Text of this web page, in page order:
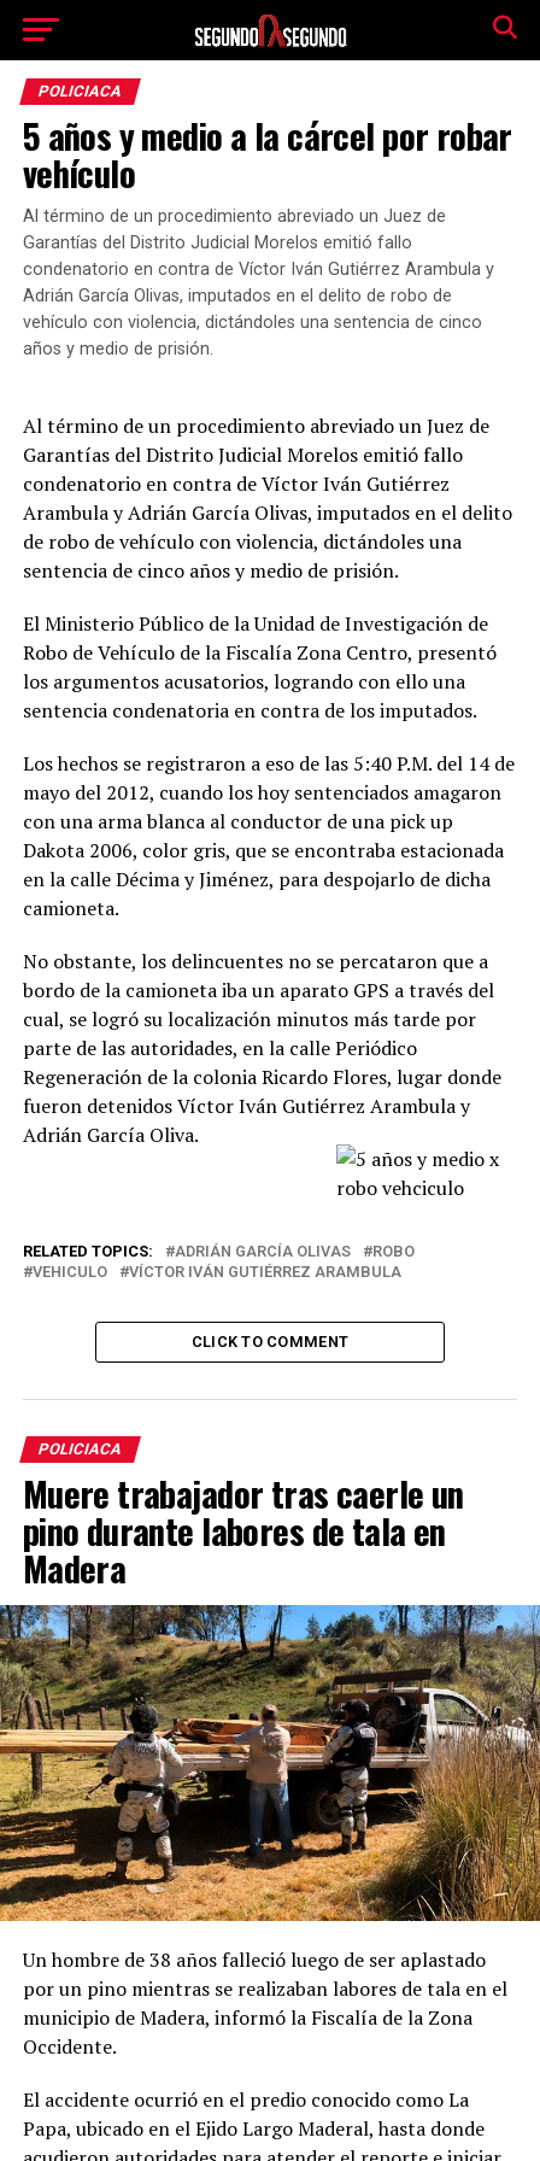
POLICIACA
5 años y medio a la cárcel por robar
vehículo
Al término de un procedimiento abreviado un Juez de
Garantías del Distrito Judicial Morelos emitió fallo
condenatorio en contra de Víctor Iván Gutiérrez Arambula y
Adrián García Olivas, imputados en el delito de robo de
vehículo con violencia, dictándoles una sentencia de cinco
años y medio de prisión.
Al término de un procedimiento abreviado un Juez de
Garantías del Distrito Judicial Morelos emitió fallo
condenatorio en contra de Víctor Iván Gutiérrez
Arambula y Adrián García Olivas, imputados en el delito
de robo de vehículo con violencia, dictándoles una
sentencia de cinco años y medio de prisión.
El Ministerio Público de la Unidad de Investigación de
Robo de Vehículo de la Fiscalía Zona Centro, presentó
los argumentos acusatorios, logrando con ello una
sentencia condenatoria en contra de los imputados.
Los hechos se registraron a eso de las 5:40 P.M. del 14 de
mayo del 2012, cuando los hoy sentenciados amagaron
con una arma blanca al conductor de una pick up
Dakota 2006, color gris, que se encontraba estacionada
en la calle Décima y Jiménez, para despojarlo de dicha
camioneta.
No obstante, los delincuentes no se percataron que a
bordo de la camioneta iba un aparato GPS a través del
cual, se logró su localización minutos más tarde por
parte de las autoridades, en la calle Periódico
Regeneración de la colonia Ricardo Flores, lugar donde
fueron detenidos Víctor Iván Gutiérrez Arambula y
Adrián García Oliva.
RELATED TOPICS: ADRIÁN GARCÍA OLIVAS
ROBO
VEHICULO
VÍCTOR IVÁN GUTIÉRREZ ARAMBULA
CLICK TO COMMENT
POLICIACA
Muere trabajador tras caerle un
pino durante labores de tala en
Madera
Un hombre de 38 años falleció luego de ser aplastado
por un pino mientras se realizaban labores de tala en el
municipio de Madera, informó la Fiscalía de la Zona
Occidente.
El accidente ocurrió en el predio conocido como La
Papa, ubicado en el Ejido Largo Maderal, hasta donde